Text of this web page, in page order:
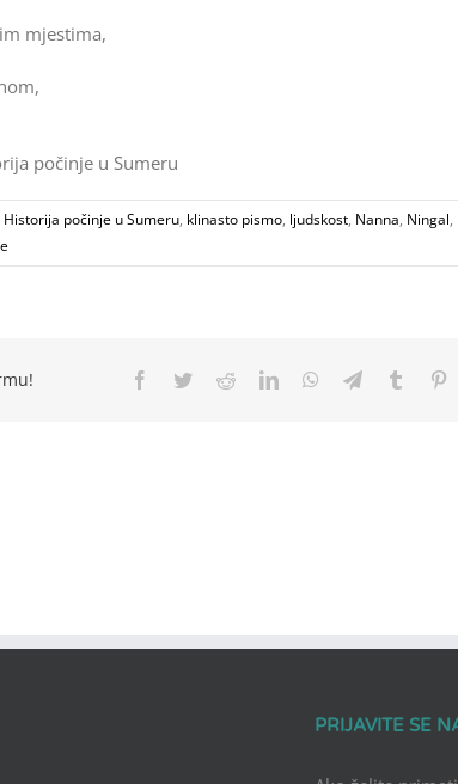
mjestima,
počinje u Sumeru
Historija počinje u Sumeru, klinasto pismo, ljudskost, Nanna, Ningal,
Facebook
TwitterRedditLinkedInWhatsApp
TelegramTumblr
PRIJAVITE SE